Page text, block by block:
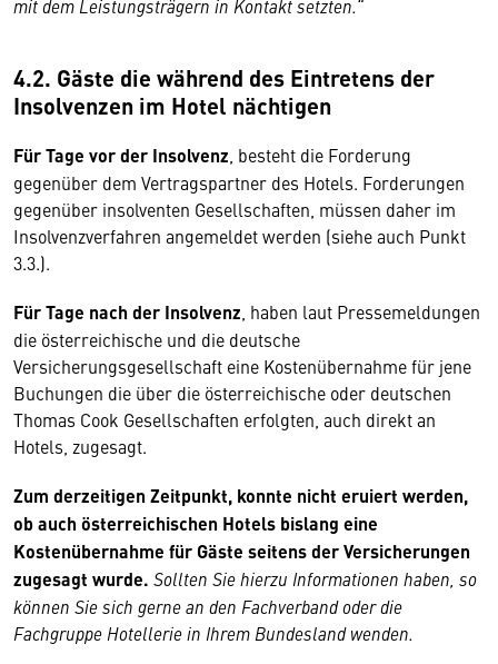
mit dem Leistungsträgern in Kontakt setzten.“
4.2. Gäste die während des Eintretens der
Insolvenzen im Hotel nächtigen
Für Tage vor der Insolvenz , besteht die Forderung
gegenüber dem Vertragspartner des Hotels. Forderungen
gegenüber insolventen Gesellschaften, müssen daher im
Insolvenzverfahren angemeldet werden (siehe auch Punkt
3.3.).
Für Tage nach der Insolvenz , haben laut Pressemeldungen
die österreichische und die deutsche
Versicherungsgesellschaft eine Kostenübernahme für jene
Buchungen die über die österreichische oder deutschen
Thomas Cook Gesellschaften erfolgten, auch direkt an
Hotels, zugesagt.
Zum derzeitigen Zeitpunkt, konnte nicht eruiert werden,
ob auch österreichischen Hotels bislang eine
Kostenübernahme für Gäste seitens der Versicherungen
zugesagt wurde. Sollten Sie hierzu Informationen haben, so
können Sie sich gerne an den Fachverband oder die
Fachgruppe Hotellerie in Ihrem Bundesland wenden.